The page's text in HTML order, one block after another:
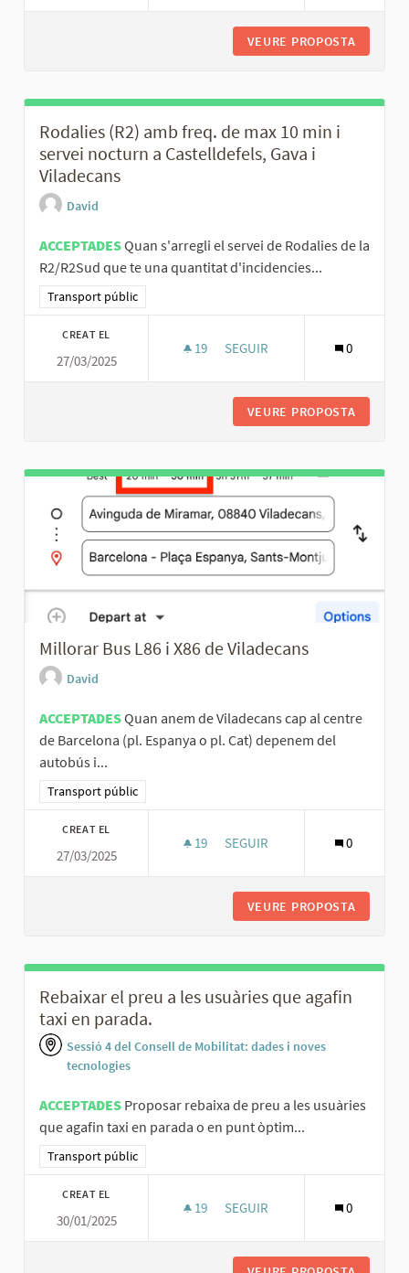
VEURE PROPOSTA
Rodalies (R2) amb freq. de max 10 min i
servei nocturn a Castelldefels, Gava i
Viladecans
David
ACCEPTADESQuan s'arregli el servei de Rodalies de la
R2/R2Sud que te una quantitat d'incidencies...
Resultats al filtrar per la categoria: Transport públic
Transport públic
CREAT EL
27/03/2025
19 19 SEGUIDORES
SEGUIR 0
VEURE PROPOSTA
Millorar Bus L86 i X86 de Viladecans
David
ACCEPTADESQuan anem de Viladecans cap al centre
de Barcelona (pl. Espanya o pl. Cat) depenem del
autobús i...
Resultats al filtrar per la categoria: Transport públic
Transport públic
CREAT EL
27/03/2025
19 19 SEGUIDORES
SEGUIR 0
VEURE PROPOSTA
Rebaixar el preu a les usuàries que agafin
taxi en parada.
Sessió 4 del Consell de Mobilitat: dades i noves
tecnologies
ACCEPTADES Proposar rebaixa de preu a les usuàries
que agafin taxi en parada o en punt òptim...
Resultats al filtrar per la categoria: Transport públic
Transport públic
CREAT EL
30/01/2025
19 19 SEGUIDORES
SEGUIR 0